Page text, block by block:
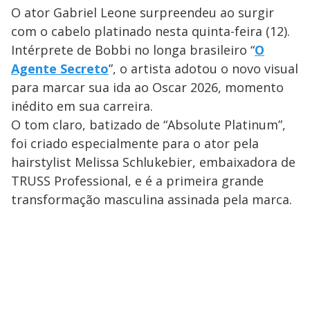
O ator Gabriel Leone surpreendeu ao surgir
com o cabelo platinado nesta quinta-feira (12).
Intérprete de Bobbi no longa brasileiro “O
Agente Secreto”, o artista adotou o novo visual
para marcar sua ida ao Oscar 2026, momento
inédito em sua carreira.
O tom claro, batizado de “Absolute Platinum”,
foi criado especialmente para o ator pela
hairstylist Melissa Schlukebier, embaixadora de
TRUSS Professional, e é a primeira grande
transformação masculina assinada pela marca.